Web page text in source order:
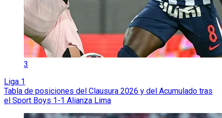
3
Liga 1
Tabla de posiciones del Clausura 2026 y del Acumulado tras
el Sport Boys 1-1 Alianza Lima